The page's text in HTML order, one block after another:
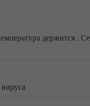
держится .